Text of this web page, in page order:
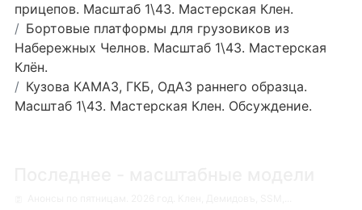
прицепов. Масштаб 1\43. Мастерская Клен.
Бортовые платформы для грузовиков из
Набережных Челнов. Масштаб 1\43. Мастерская
Клён.
Кузова КАМАЗ, ГКБ, ОдАЗ раннего образца.
Масштаб 1\43. Мастерская Клен. Обсуждение.